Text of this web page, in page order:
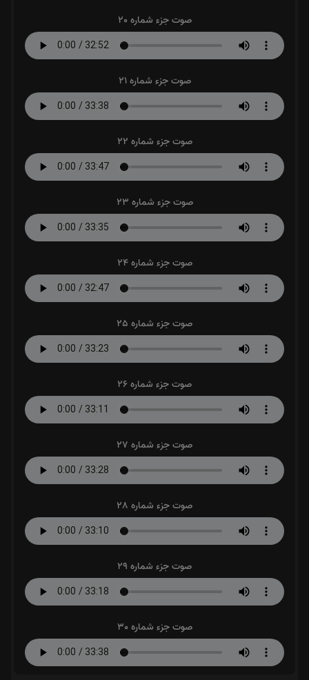
صوت جزء شماره 20
صوت جزء شماره 21
صوت جزء شماره 22
صوت جزء شماره 23
صوت جزء شماره 24
صوت جزء شماره 25
صوت جزء شماره 26
صوت جزء شماره 27
صوت جزء شماره 28
صوت جزء شماره 29
صوت جزء شماره 30